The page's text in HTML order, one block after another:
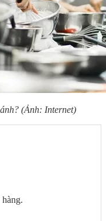
(Ảnh: Internet)